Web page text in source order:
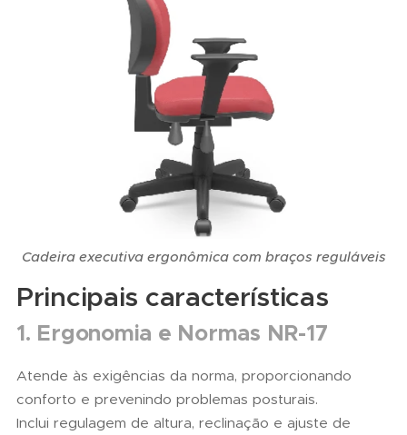
Cadeira executiva ergonômica com braços reguláveis
Principais características
1. Ergonomia e Normas NR-17
Atende às exigências da norma, proporcionando
conforto e prevenindo problemas posturais.
Inclui regulagem de altura, reclinação e ajuste de